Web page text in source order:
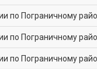
по Пограничному
по Пограничному
по Пограничному